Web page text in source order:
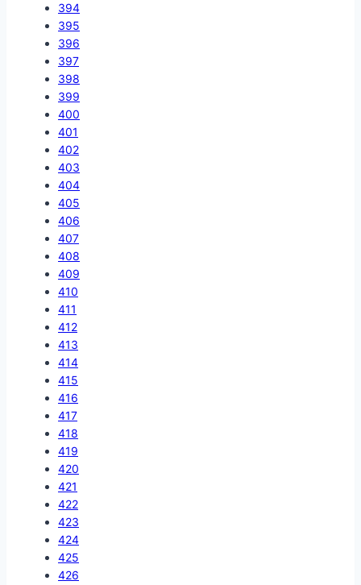
394
395
396
397
398
399
400
401
402
403
404
405
406
407
408
409
410
411
412
413
414
415
416
417
418
419
420
421
422
423
424
425
426